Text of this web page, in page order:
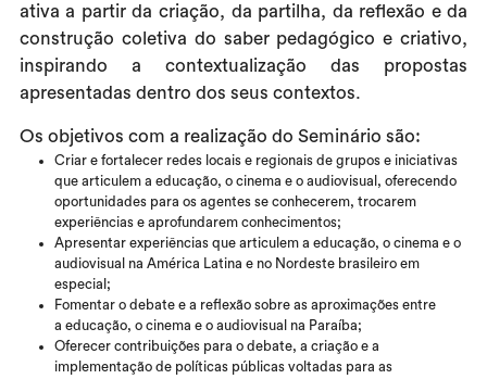
ativa a partir da criação, da partilha, da reflexão e da
construção coletiva do saber pedagógico e criativo,
inspirando a contextualização das propostas
apresentadas dentro dos seus contextos.
Os objetivos com a realização do Seminário são:
Criar e fortalecer redes locais e regionais de grupos e iniciativas
que articulem a educação, o cinema e o audiovisual, oferecendo
oportunidades para os agentes se conhecerem, trocarem
experiências e aprofundarem conhecimentos;
Apresentar experiências que articulem a educação, o cinema e o
audiovisual na América Latina e no Nordeste brasileiro em
especial;
Fomentar o debate e a reflexão sobre as aproximações entre
a educação, o cinema e o audiovisual na Paraíba;
Oferecer contribuições para o debate, a criação e a
implementação de políticas públicas voltadas para as